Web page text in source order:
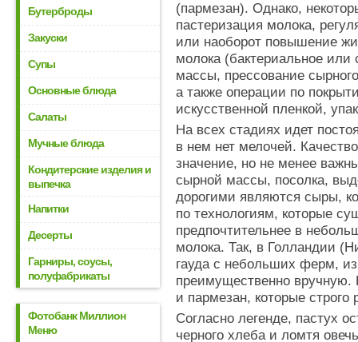
Бутерброды
Закуски
Супы
Основные блюда
Салаты
Мучные блюда
Кондитерские изделия и
выпечка
Напитки
Десерты
Гарниры, соусы,
полуфабрикаты
Фотобанк Миллион
Меню
(пармезан). Однако,
пастеризация молока,
или наоборот повышение
молока (бактериальное
массы, прессование
а также операции по
искусственной пленкой,
На всех стадиях идет
в нем нет мелочей.
значение, но не менее
сырной массы, посолка,
дорогими являются сыры,
по технологиям, которые
предпочтительнее в
молока. Так, в Голландии
гауда с небольших ферм,
преимущественно вручную.
и пармезан, которые строго
Согласно легенде, пастух
черного хлеба и ломтя